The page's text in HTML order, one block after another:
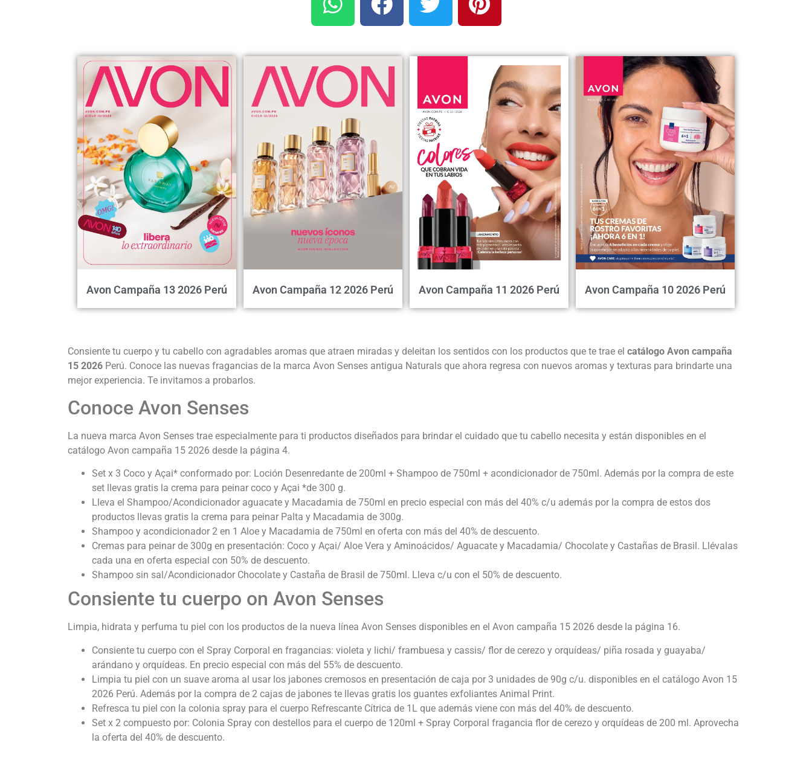
Avon Campaña 13 2026 Perú Avon Campaña 12 2026 Perú Avon Campaña 11 2026 Perú Avon Campaña 10 2026 Perú
Consiente tu cuerpo y tu cabello con agradables aromas que atraen miradas y deleitan los sentidos con los productos que te trae el catálogo Avon campaña
15 2026 Perú. Conoce las nuevas fragancias de la marca Avon Senses antigua Naturals que ahora regresa con nuevos aromas y texturas para brindarte una
mejor experiencia. Te invitamos a probarlos.
Conoce Avon Senses
La nueva marca Avon Senses trae especialmente para ti productos diseñados para brindar el cuidado que tu cabello necesita y están disponibles en el
catálogo Avon campaña 15 2026 desde la página 4.
Set x 3 Coco y Açai* conformado por: Loción Desenredante de 200ml + Shampoo de 750ml + acondicionador de 750ml. Además por la compra de este
set llevas gratis la crema para peinar coco y Açai *de 300 g.
Lleva el Shampoo/Acondicionador aguacate y Macadamia de 750ml en precio especial con más del 40% c/u además por la compra de estos dos
productos llevas gratis la crema para peinar Palta y Macadamia de 300g.
Shampoo y acondicionador 2 en 1 Aloe y Macadamia de 750ml en oferta con más del 40% de descuento.
Cremas para peinar de 300g en presentación: Coco y Açai/ Aloe Vera y Aminoácidos/ Aguacate y Macadamia/ Chocolate y Castañas de Brasil. Llévalas
cada una en oferta especial con 50% de descuento.
Shampoo sin sal/Acondicionador Chocolate y Castaña de Brasil de 750ml. Lleva c/u con el 50% de descuento.
Consiente tu cuerpo on Avon Senses
Limpia, hidrata y perfuma tu piel con los productos de la nueva línea Avon Senses disponibles en el Avon campaña 15 2026 desde la página 16.
Consiente tu cuerpo con el Spray Corporal en fragancias: violeta y lichi/ frambuesa y cassis/ flor de cerezo y orquídeas/ piña rosada y guayaba/
arándano y orquídeas. En precio especial con más del 55% de descuento.
Limpia tu piel con un suave aroma al usar los jabones cremosos en presentación de caja por 3 unidades de 90g c/u. disponibles en el catálogo Avon 15
2026 Perú. Además por la compra de 2 cajas de jabones te llevas gratis los guantes exfoliantes Animal Print.
Refresca tu piel con la colonia spray para el cuerpo Refrescante Cítrica de 1L que además viene con más del 40% de descuento.
Set x 2 compuesto por: Colonia Spray con destellos para el cuerpo de 120ml + Spray Corporal fragancia flor de cerezo y orquídeas de 200 ml. Aprovecha
la oferta del 40% de descuento.